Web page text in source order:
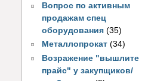
Вопрос по активным
продажам спец
оборудования (35)
Металлопрокат (34)
Возражение "вышлите
прайс" у закупщиков/